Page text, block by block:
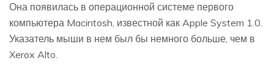
Она появилась в операционной системе первого
компьютера Macintosh, известной как Apple System 1.0.
Указатель мыши в нем был бы немного больше, чем в
Xerox Alto.